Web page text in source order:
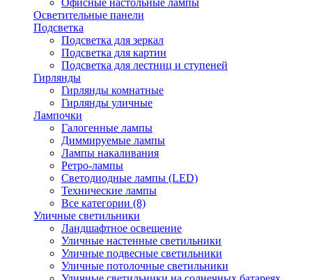
Офисные настольные лампы
Осветительные панели
Подсветка
Подсветка для зеркал
Подсветка для картин
Подсветка для лестниц и ступеней
Гирлянды
Гирлянды комнатные
Гирлянды уличные
Лампочки
Галогенные лампы
Диммируемые лампы
Лампы накаливания
Ретро-лампы
Светодиодные лампы (LED)
Технические лампы
Все категории (8)
Уличные светильники
Ландшафтное освещение
Уличные настенные светильники
Уличные подвесные светильники
Уличные потолочные светильники